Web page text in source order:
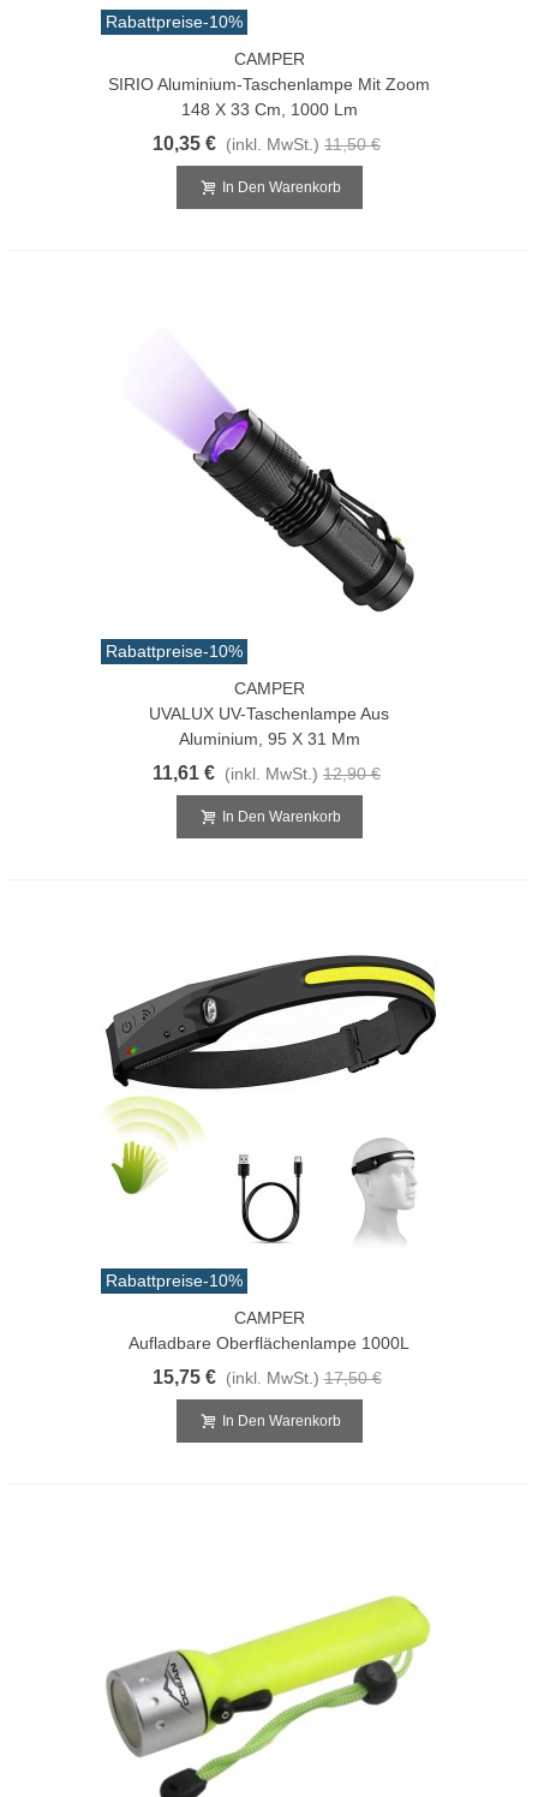
Rabattpreise-10%
CAMPER
SIRIO Aluminium-Taschenlampe Mit Zoom
148 X 33 Cm, 1000 Lm
10,35 € (inkl. MwSt.) 11,50 €
In Den Warenkorb
Rabattpreise-10%
CAMPER
UVALUX UV-Taschenlampe Aus
Aluminium, 95 X 31 Mm
11,61 € (inkl. MwSt.) 12,90 €
In Den Warenkorb
Rabattpreise-10%
CAMPER
Aufladbare Oberflächenlampe 1000L
15,75 € (inkl. MwSt.) 17,50 €
In Den Warenkorb